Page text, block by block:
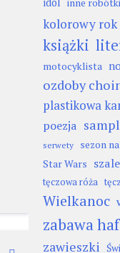
inne robótki
kolorowy rok
książki
motocyklista
ozdoby
plastikowa
poezja
serwety sezon
Star Wars szale
tęczowa róża
Wielkanoc
zabawa
zawieszki